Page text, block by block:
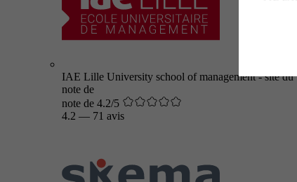
IAE Lille University school of management - site
note de
note de 4.2/5
4.2 — 71 avis